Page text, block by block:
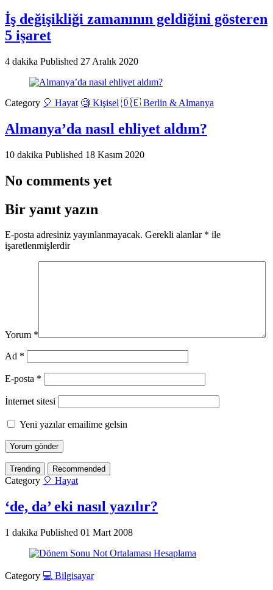
İş değişikliği zamanının geldiğini gösteren
5 işaret
4 dakika Published 27 Aralık 2020
Category 🎈 Hayat 🧐 Kişisel 🇩🇪 Berlin & Almanya
Almanya’da nasıl ehliyet aldım?
10 dakika Published 18 Kasım 2020
No comments yet
Bir yanıt yazın
E-posta adresiniz yayınlanmayacak. Gerekli alanlar * ile
işaretlenmişlerdir
Yorum *
Ad *
E-posta *
İnternet sitesi
Yeni yazılar emailime gelsin
Trending Recommended
Category 🎈 Hayat
‘de, da’ eki nasıl yazılır?
1 dakika Published 01 Mart 2008
Category 💻 Bilgisayar